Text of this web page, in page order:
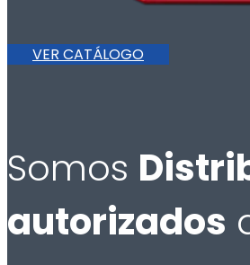
VER CATÁLOGO
Somos
autorizados